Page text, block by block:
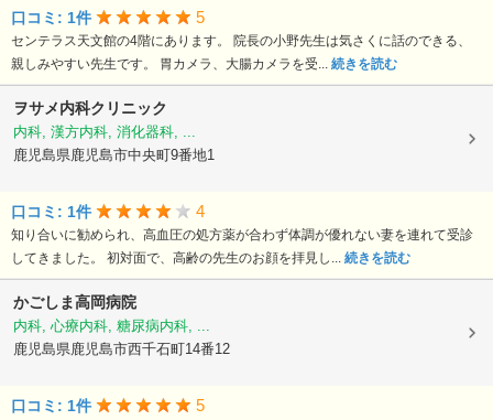
口コミ: 1件 5
センテラス天文館の4階にあります。 院長の小野先生は気さくに話のできる、
親しみやすい先生です。 胃カメラ、大腸カメラを受... 続きを読む
ヲサメ内科クリニック
内科, 漢方内科, 消化器科, ...
鹿児島県鹿児島市中央町9番地1
口コミ: 1件 4
知り合いに勧められ、高血圧の処方薬が合わず体調が優れない妻を連れて受診
してきました。 初対面で、高齢の先生のお顔を拝見し... 続きを読む
かごしま高岡病院
内科, 心療内科, 糖尿病内科, ...
鹿児島県鹿児島市西千石町14番12
口コミ: 1件 5